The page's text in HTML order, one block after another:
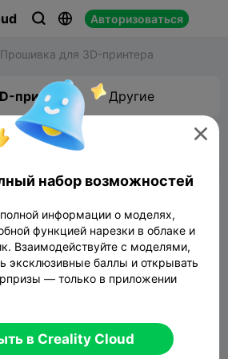
  Авторизоваться
Прошивка для 3D-принтера
принтера Другие
K2 Pro K2 Plus K1 SE
платы: CR0CN240110C10
прошивки поддерживает

набор возможностей
информации о моделях,
функцией нарезки в облаке и
Взаимодействуйте с моделями,
эксклюзивные баллы и открывать
— только в приложении
в Creality Cloud